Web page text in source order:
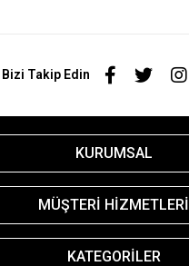
Bizi Takip Edin
KURUMSAL
MÜŞTERİ HİZMETLERİ
KATEGORİLER